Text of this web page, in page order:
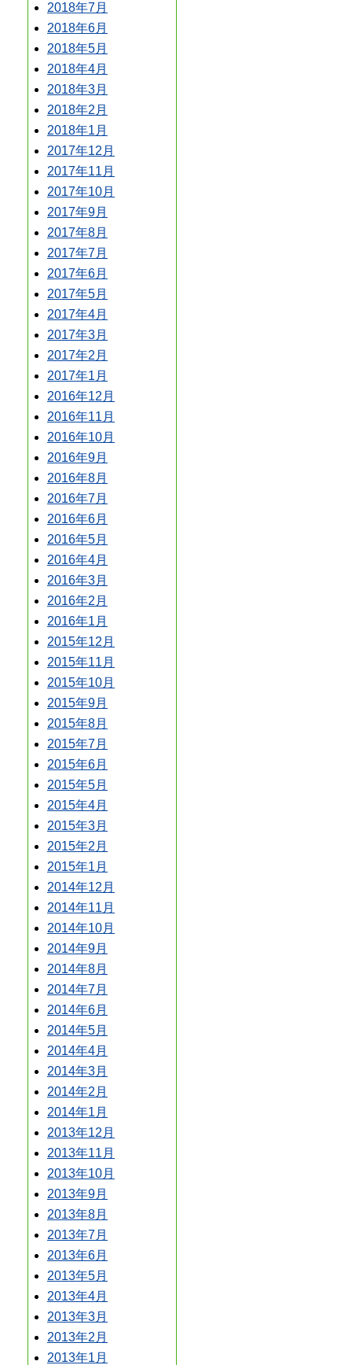
2018年7月
2018年6月
2018年5月
2018年4月
2018年3月
2018年2月
2018年1月
2017年12月
2017年11月
2017年10月
2017年9月
2017年8月
2017年7月
2017年6月
2017年5月
2017年4月
2017年3月
2017年2月
2017年1月
2016年12月
2016年11月
2016年10月
2016年9月
2016年8月
2016年7月
2016年6月
2016年5月
2016年4月
2016年3月
2016年2月
2016年1月
2015年12月
2015年11月
2015年10月
2015年9月
2015年8月
2015年7月
2015年6月
2015年5月
2015年4月
2015年3月
2015年2月
2015年1月
2014年12月
2014年11月
2014年10月
2014年9月
2014年8月
2014年7月
2014年6月
2014年5月
2014年4月
2014年3月
2014年2月
2014年1月
2013年12月
2013年11月
2013年10月
2013年9月
2013年8月
2013年7月
2013年6月
2013年5月
2013年4月
2013年3月
2013年2月
2013年1月